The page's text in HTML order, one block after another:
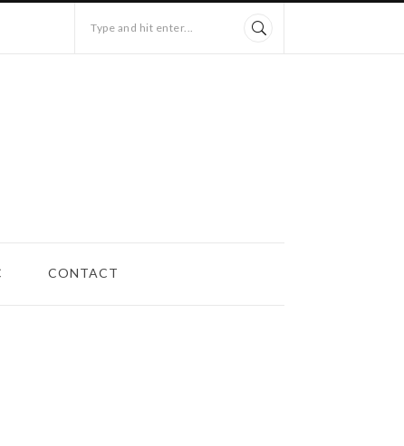
Type and hit enter...
CONTACT